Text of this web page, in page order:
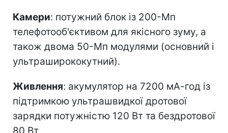
Камери: потужний блок із 200-Мп
телефотооб'єктивом для якісного зуму, а
також двома 50-Мп модулями (основний і
ультраширококутний).
Живлення: акумулятор на 7200 мА-год із
підтримкою ультрашвидкої дротової
зарядки потужністю 120 Вт та бездротової